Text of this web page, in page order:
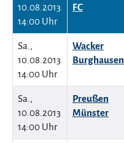
10.08.2013
14:00 Uhr
FC
Sa.,
10.08.2013
14:00 Uhr
Wacker
Burghausen
Sa.,
10.08.2013
14:00 Uhr
Preußen
Münster